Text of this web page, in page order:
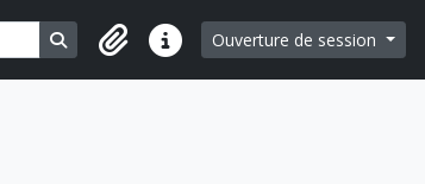
Search in browse page
Liens rapidesOuverture de session